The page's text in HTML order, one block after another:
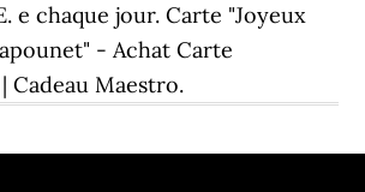
e chaque jour. Carte "Joyeux
- Achat Carte
Cadeau Maestro.